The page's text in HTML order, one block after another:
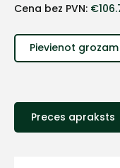
Cena bez PVN: €
Pievienot grozam
Preces apraksts